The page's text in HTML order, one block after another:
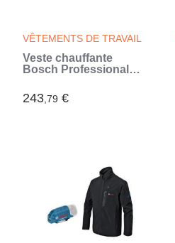
VÊTEMENTS DE TRAVAIL
Veste chauffante
Bosch Professional
L, avec batterie 12V -
06188000G6
243,79 €